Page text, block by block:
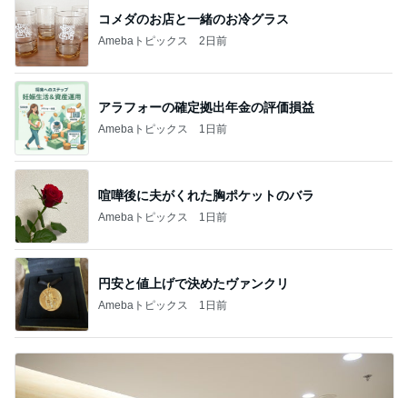
コメダのお店と一緒のお冷グラス
Amebaトピックス 2日前
アラフォーの確定拠出年金の評価損益
Amebaトピックス 1日前
喧嘩後に夫がくれた胸ポケットのバラ
Amebaトピックス 1日前
円安と値上げで決めたヴァンクリ
Amebaトピックス 1日前